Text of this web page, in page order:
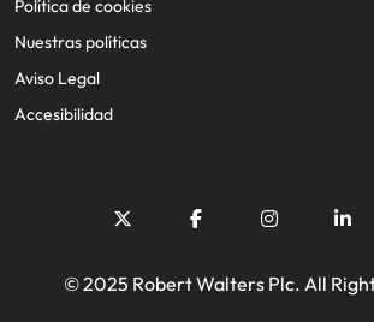
Política de cookies
Nuestras políticas
Aviso Legal
Accesibilidad
© 2025 Robert Walters Plc. All